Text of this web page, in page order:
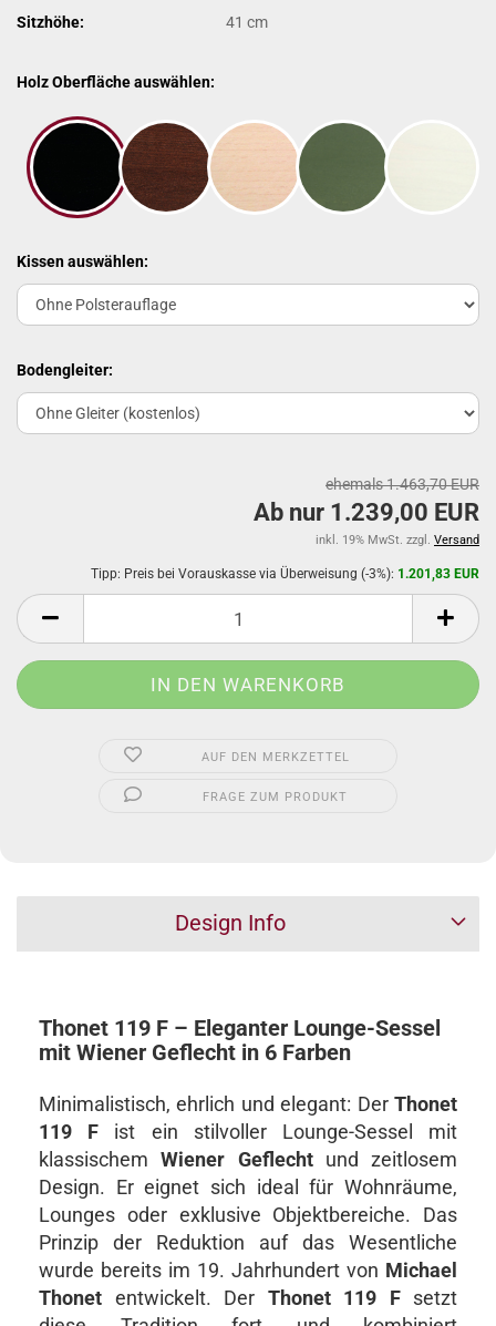
Sitzhöhe:
41 cm
Holz Oberfläche auswählen:
Kissen auswählen:
Bodengleiter:
ehemals 1.463,70 EUR
Ab nur 1.239,00 EUR
inkl. 19% MwSt. zzgl. Versand
Tipp: Preis bei Vorauskasse via Überweisung (-3%): 1.201,83 EUR
AUF DEN MERKZETTEL
FRAGE ZUM PRODUKT
Design Info
Thonet 119 F – Eleganter Lounge-Sessel
mit Wiener Geflecht in 6 Farben
Minimalistisch, ehrlich und elegant: Der Thonet
119 F ist ein stilvoller Lounge-Sessel mit
klassischemWiener Geflechtund zeitlosem
Design. Er eignet sich ideal für Wohnräume,
Lounges oder exklusive Objektbereiche. Das
Prinzip der Reduktion auf das Wesentliche
wurde bereits im 19. Jahrhundert von Michael
Thonet entwickelt. Der Thonet 119 Fsetzt